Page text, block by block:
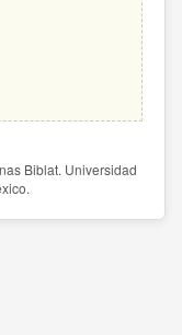
Biblat. Universidad